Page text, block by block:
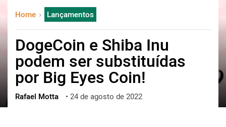
中文
한국어
العربية
ქართული
Home Lançamentos
DogeCoin e Shiba Inu
podem ser substituídas
por Big Eyes Coin!
Rafael Motta • 24 de agosto de 2022